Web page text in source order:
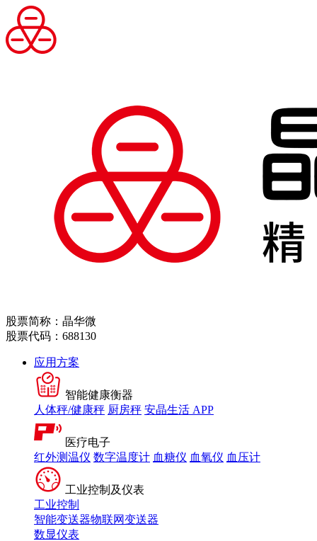
股票简称：晶华微
股票代码：688130
应用方案
智能健康衡器
人体秤/健康秤 厨房秤 安晶生活 APP
医疗电子
红外测温仪 数字温度计 血糖仪 血氧仪 血压计
工业控制及仪表
工业控制
智能变送器物联网变送器
数显仪表